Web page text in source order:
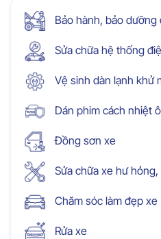
Bảo hành, bảo dưỡng
Sửa chữa hệ thống
Vệ sinh dàn lạnh khử
Dán phim cách nhiệt
Đồng sơn xe
Sửa chữa xe hư hỏng,
Chăm sóc làm đẹp xe
Rửa xe